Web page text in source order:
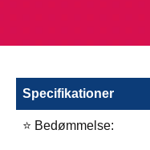
Specifikationer
⭐ Bedømmelse: